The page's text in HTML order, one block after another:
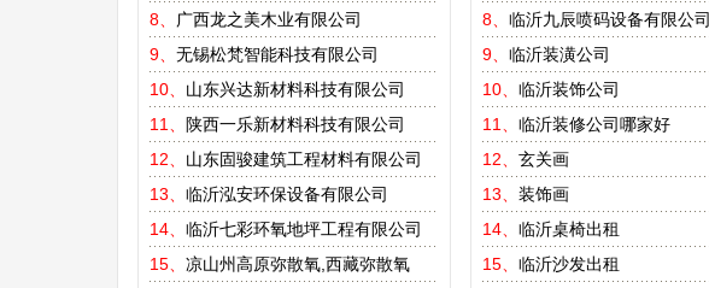
8、
广西龙之美木业有限公司
9、 无锡松梵智能科技有限公司
10、 山东兴达新材料科技有限公司
11、
陕西一乐新材料科技有限公司
12、 山东固骏建筑工程材料有限公司
13、 临沂泓安环保设备有限公司
14、 临沂七彩环氧地坪工程有限公司
15、 凉山州高原弥散氧,西藏弥散氧
8、 临沂九辰喷码设备有限公司
9、 临沂装潢公司
10、 临沂装饰公司
11、 临沂装修公司哪家好
12、 玄关画
13、 装饰画
14、 临沂桌椅出租
15、 临沂沙发出租